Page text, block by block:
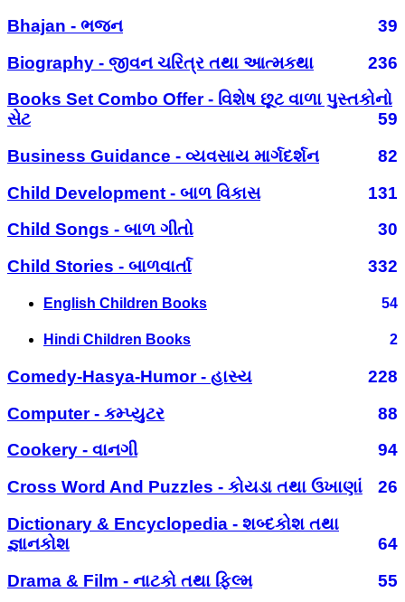
Bhajan - ભજન
39
Biography - જીવન ચરિત્ર તથા આત્મકથા
236
Books Set Combo Offer - વિશેષ છૂટ વાળા પુસ્તકોનો
સેટ
59
Business Guidance - વ્યવસાય માર્ગદર્શન
82
Child Development - બાળ વિકાસ
131
Child Songs - બાળ ગીતો
30
Child Stories - બાળવાર્તા
332
English Children Books 54
Hindi Children Books 2
Comedy-Hasya-Humor - હાસ્ય
228
Computer - કમ્પ્યુટર
88
Cookery - વાનગી
94
Cross Word And Puzzles - કોયડા તથા ઉખાણાં
26
Dictionary & Encyclopedia - શબ્દકોશ તથા
જ્ઞાનકોશ
64
Drama & Film - નાટકો તથા ફિલ્મ
55